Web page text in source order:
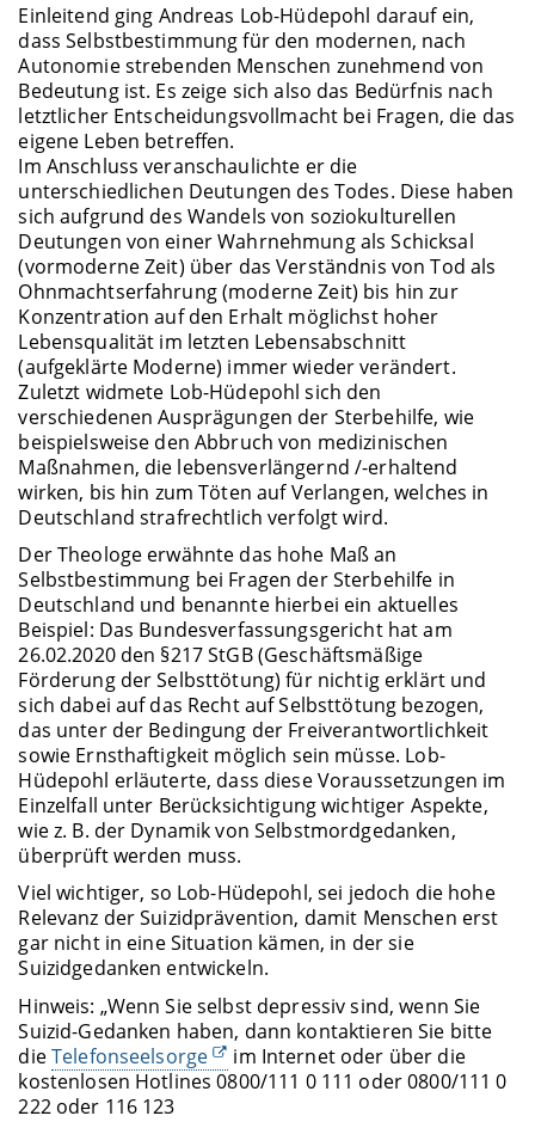
Einleitend ging Andreas Lob-Hüdepohl darauf ein,
dass Selbstbestimmung für den modernen, nach
Autonomie strebenden Menschen zunehmend von
Bedeutung ist. Es zeige sich also das Bedürfnis nach
letztlicher Entscheidungsvollmacht bei Fragen, die das
eigene Leben betreffen.
Im Anschluss veranschaulichte er die
unterschiedlichen Deutungen des Todes. Diese haben
sich aufgrund des Wandels von soziokulturellen
Deutungen von einer Wahrnehmung als Schicksal
(vormoderne Zeit) über das Verständnis von Tod als
Ohnmachtserfahrung (moderne Zeit) bis hin zur
Konzentration auf den Erhalt möglichst hoher
Lebensqualität im letzten Lebensabschnitt
(aufgeklärte Moderne) immer wieder verändert.
Zuletzt widmete Lob-Hüdepohl sich den
verschiedenen Ausprägungen der Sterbehilfe, wie
beispielsweise den Abbruch von medizinischen
Maßnahmen, die lebensverlängernd /-erhaltend
wirken, bis hin zum Töten auf Verlangen, welches in
Deutschland strafrechtlich verfolgt wird.
Der Theologe erwähnte das hohe Maß an
Selbstbestimmung bei Fragen der Sterbehilfe in
Deutschland und benannte hierbei ein aktuelles
Beispiel: Das Bundesverfassungsgericht hat am
26.02.2020 den §217 StGB (Geschäftsmäßige
Förderung der Selbsttötung) für nichtig erklärt und
sich dabei auf das Recht auf Selbsttötung bezogen,
das unter der Bedingung der Freiverantwortlichkeit
sowie Ernsthaftigkeit möglich sein müsse. Lob-
Hüdepohl erläuterte, dass diese Voraussetzungen im
Einzelfall unter Berücksichtigung wichtiger Aspekte,
wie z. B. der Dynamik von Selbstmordgedanken,
überprüft werden muss.
Viel wichtiger, so Lob-Hüdepohl, sei jedoch die hohe
Relevanz der Suizidprävention, damit Menschen erst
gar nicht in eine Situation kämen, in der sie
Suizidgedanken entwickeln.
Hinweis: „Wenn Sie selbst depressiv sind, wenn Sie
Suizid-Gedanken haben, dann kontaktieren Sie bitte
dieTelefonseelsorge
im Internet oder über die
kostenlosen Hotlines 0800/111 0 111 oder 0800/111 0
222 oder 116 123